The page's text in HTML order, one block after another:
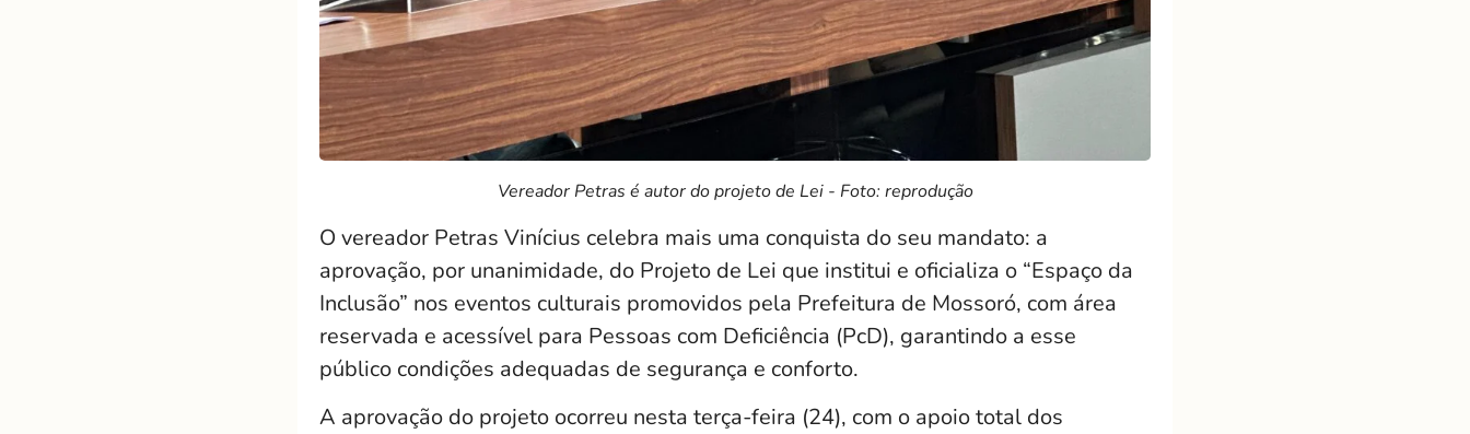
Vereador Petras é autor do projeto de Lei - Foto: reprodução
O vereador Petras Vinícius celebra mais uma conquista do seu mandato: a
aprovação, por unanimidade, do Projeto de Lei que institui e oficializa o “Espaço da
Inclusão” nos eventos culturais promovidos pela Prefeitura de Mossoró, com área
reservada e acessível para Pessoas com Deficiência (PcD), garantindo a esse
público condições adequadas de segurança e conforto.
A aprovação do projeto ocorreu nesta terça-feira (24), com o apoio total dos